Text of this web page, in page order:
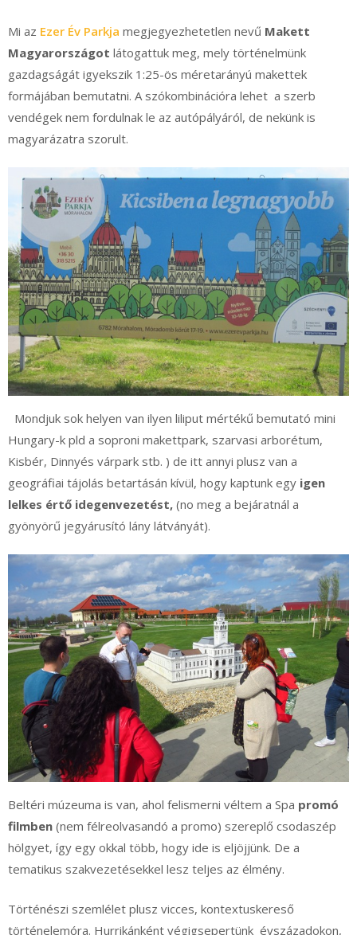
Mi az Ezer Év Parkja megjegyezhetetlen nevű Makett
Magyarországot látogattuk meg, mely történelmünk
gazdagságát igyekszik 1:25-ös méretarányú makettek
formájában bemutatni. A szókombinációra lehet a szerb
vendégek nem fordulnak le az autópályáról, de nekünk is
magyarázatra szorult.
Mondjuk sok helyen van ilyen liliput mértékű bemutató mini
Hungary-k pld a soproni makettpark, szarvasi arborétum,
Kisbér, Dinnyés várpark stb. ) de itt annyi plusz van a
geográfiai tájolás betartásán kívül, hogy kaptunk egy igen
lelkes értő idegenvezetést, (no meg a bejáratnál a
gyönyörű jegyárusító lány látványát).
Beltéri múzeuma is van, ahol felismerni véltem a Spa promó
filmben (nem félreolvasandó a promo) szereplő csodaszép
hölgyet, így egy okkal több, hogy ide is eljöjjünk. De a
tematikus szakvezetésekkel lesz teljes az élmény.
Történészi szemlélet plusz vicces, kontextuskereső
történelemóra. Hurrikánként végigsepertünk évszázadokon,